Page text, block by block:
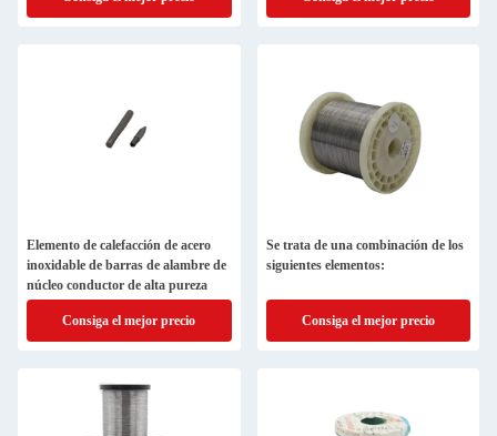
Elemento de calefacción de acero
inoxidable de barras de alambre de
núcleo conductor de alta pureza
Consiga el mejor precio
Se trata de una combinación de los
siguientes elementos:
Consiga el mejor precio